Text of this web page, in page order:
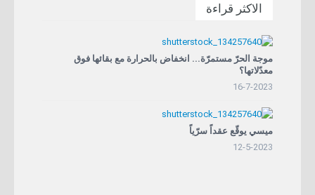
الاكثر قراءة
موجة الحرّ مستمرّة... انخفاض بالحرارة مع بقائها فوق
معدّلاتها؟
16-7-2023
ميسي يوقّع عقداً سرّياً
12-5-2023